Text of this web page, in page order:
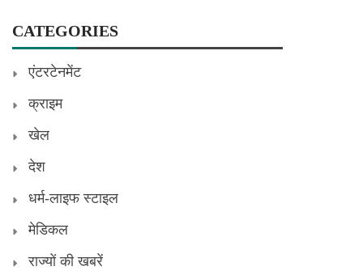
CATEGORIES
एंटरटेनमेंट
क्राइम
खेल
देश
धर्म-लाइफ स्टाइल
मेडिकल
राज्यों की खबरें